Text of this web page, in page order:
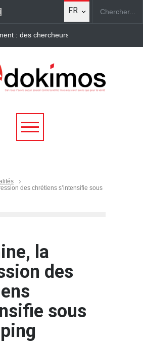
FR
des cellules humaines Des
des chrétiens s’intensifie sous
la
des
sous